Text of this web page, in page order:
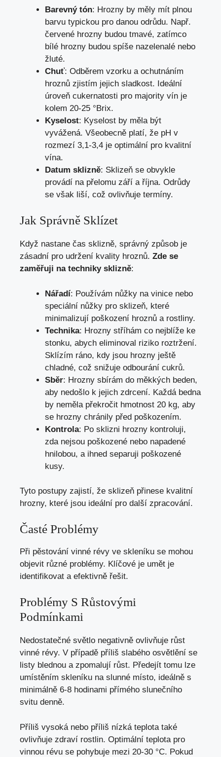
Barevný tón: Hrozny by měly mít plnou
barvu typickou pro danou odrůdu. Např.
červené hrozny budou tmavé, zatímco
bílé hrozny budou spíše nazelenalé nebo
žluté.
Chuť: Odběrem vzorku a ochutnáním
hroznů zjistím jejich sladkost. Ideální
úroveň cukernatosti pro majority vín je
kolem 20-25 °Brix.
Kyselost: Kyselost by měla být
vyvážená. Všeobecně platí, že pH v
rozmezí 3,1-3,4 je optimální pro kvalitní
vína.
Datum sklizně: Sklizeň se obvykle
provádí na přelomu září a října. Odrůdy
se však liší, což ovlivňuje termíny.
Jak Správně Sklízet
Když nastane čas sklizně, správný způsob je
zásadní pro udržení kvality hroznů. Zde se
zaměřuji na techniky sklizně:
Nářadí: Používám nůžky na vinice nebo
speciální nůžky pro sklizeň, které
minimalizují poškození hroznů a rostliny.
Technika: Hrozny stříhám co nejblíže ke
stonku, abych eliminoval riziko roztržení.
Sklízím ráno, kdy jsou hrozny ještě
chladné, což snižuje odbourání cukrů.
Sběr: Hrozny sbírám do měkkých beden,
aby nedošlo k jejich zdrcení. Každá bedna
by neměla překročit hmotnost 20 kg, aby
se hrozny chránily před poškozením.
Kontrola: Po sklizni hrozny kontroluji,
zda nejsou poškozené nebo napadené
hnilobou, a ihned separuji poškozené
kusy.
Tyto postupy zajistí, že sklizeň přinese kvalitní
hrozny, které jsou ideální pro další zpracování.
Časté Problémy
Při pěstování vinné révy ve skleníku se mohou
objevit různé problémy. Klíčové je umět je
identifikovat a efektivně řešit.
Problémy S Růstovými
Podmínkami
Nedostatečné světlo negativně ovlivňuje růst
vinné révy. V případě příliš slabého osvětlění se
listy blednou a zpomalují růst. Předejít tomu lze
umístěním skleníku na slunné místo, ideálně s
minimálně 6-8 hodinami přímého slunečního
svitu denně.
Příliš vysoká nebo příliš nízká teplota také
ovlivňuje zdraví rostlin. Optimální teplota pro
vinnou révu se pohybuje mezi 20-30 °C. Pokud